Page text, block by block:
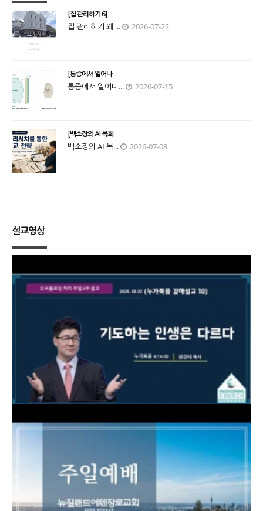
[집 관리하기 6]
집 관리하기 왜 ... 2026-07-22
[통증에서 일어나
통증에서 일어나... 2026-07-15
[백소장의 AI 목회
백소장의 AI 목... 2026-07-08
설교영상